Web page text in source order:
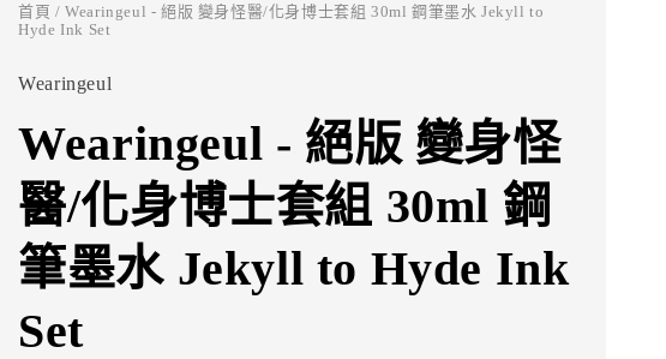
首頁 / Wearingeul - 絕版 變身怪醫/化身博士套組 30ml 鋼筆墨水 Jekyll to
Hyde Ink Set
Wearingeul
Wearingeul - 絕版 變身怪
醫/化身博士套組 30ml 鋼
筆墨水 Jekyll to Hyde Ink
Set